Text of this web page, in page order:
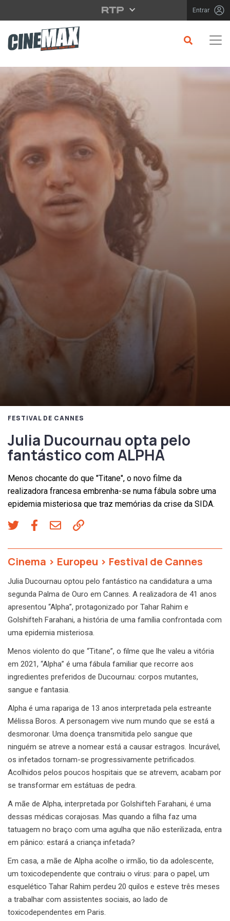
Saltar para o conteúdo principal Entrar
FESTIVAL DE CANNES
Julia Ducournau opta pelo
fantástico com ALPHA
Menos chocante do que "Titane", o novo filme da
realizadora francesa embrenha-se numa fábula sobre uma
epidemia misteriosa que traz memórias da crise da SIDA.
Cinema > Europeu > Festival de Cannes
Julia Ducournau optou pelo fantástico na candidatura a uma
segunda Palma de Ouro em Cannes. A realizadora de 41 anos
apresentou “Alpha”, protagonizado por Tahar Rahim e
Golshifteh Farahani, a história de uma família confrontada com
uma epidemia misteriosa.
Menos violento do que “Titane”, o filme que lhe valeu a vitória
em 2021, “Alpha” é uma fábula familiar que recorre aos
ingredientes preferidos de Ducournau: corpos mutantes,
sangue e fantasia.
Alpha é uma rapariga de 13 anos interpretada pela estreante
Mélissa Boros. A personagem vive num mundo que se está a
desmoronar. Uma doença transmitida pelo sangue que
ninguém se atreve a nomear está a causar estragos. Incurável,
os infetados tornam-se progressivamente petrificados.
Acolhidos pelos poucos hospitais que se atrevem, acabam por
se transformar em estátuas de pedra.
A mãe de Alpha, interpretada por Golshifteh Farahani, é uma
dessas médicas corajosas. Mas quando a filha faz uma
tatuagem no braço com uma agulha que não esterilizada, entra
em pânico: estará a criança infetada?
Em casa, a mãe de Alpha acolhe o irmão, tio da adolescente,
um toxicodependente que contraiu o vírus: para o papel, um
esquelético Tahar Rahim perdeu 20 quilos e esteve três meses
a trabalhar com assistentes sociais, ao lado de
toxicodependentes em Paris.